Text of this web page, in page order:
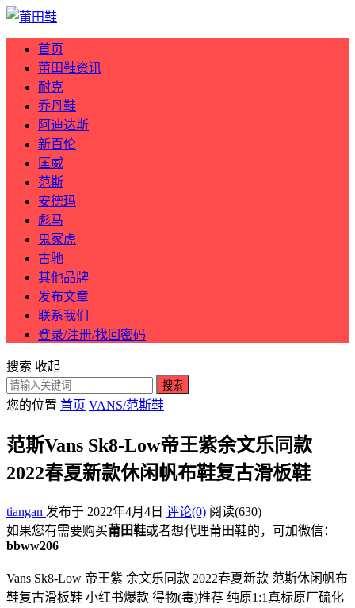
首页
莆田鞋资讯
耐克
乔丹鞋
阿迪达斯
新百伦
匡威
范斯
安德玛
彪马
鬼冢虎
古驰
其他品牌
发布文章
联系我们
登录/注册/找回密码
搜索 收起
搜索
您的位置 首页 VANS/范斯鞋
范斯Vans Sk8-Low帝王紫余文乐同款
2022春夏新款休闲帆布鞋复古滑板鞋
tiangan 发布于 2022年4月4日 评论(0) 阅读(630)
如果您有需要购买莆田鞋或者想代理莆田鞋的，可加微信：
bbww206
Vans Sk8-Low 帝王紫 余文乐同款 2022春夏新款 范斯休闲帆布
鞋复古滑板鞋 小红书爆款 得物(毒)推荐 纯原1:1真标原厂硫化